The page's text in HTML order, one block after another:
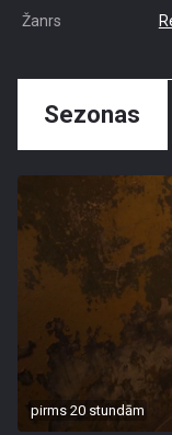
Žanrs
Sezonas
pirms 20 stundām